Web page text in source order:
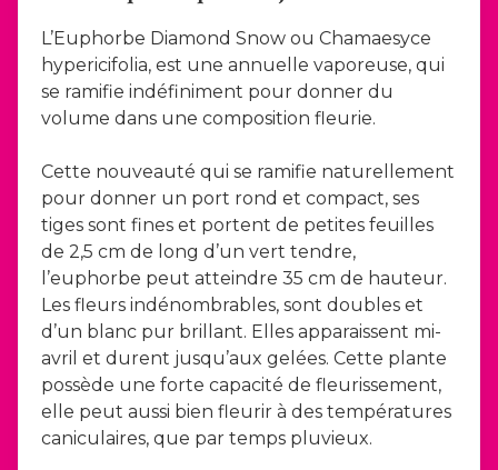
L’Euphorbe Diamond Snow ou Chamaesyce
hypericifolia, est une annuelle vaporeuse, qui
se ramifie indéfiniment pour donner du
volume dans une composition fleurie.
Cette nouveauté qui se ramifie naturellement
pour donner un port rond et compact, ses
tiges sont fines et portent de petites feuilles
de 2,5 cm de long d’un vert tendre,
l’euphorbe peut atteindre 35 cm de hauteur.
Les fleurs indénombrables, sont doubles et
d’un blanc pur brillant. Elles apparaissent mi-
avril et durent jusqu’aux gelées. Cette plante
possède une forte capacité de fleurissement,
elle peut aussi bien fleurir à des températures
caniculaires, que par temps pluvieux.